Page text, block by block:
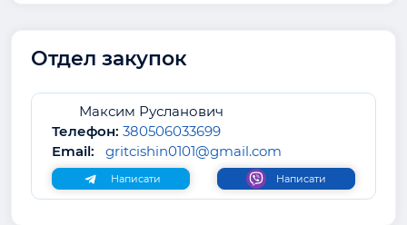
Отдел закупок
Максим Русланович
Телефон: 380506033699
Email:
gritcishin0101@gmail.com
Написати Написати